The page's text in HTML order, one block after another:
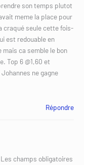
son temps plutot
meme la place pour
craqué seule cette fois-
est redouable en
mais ca semble le bon
Top 6 @1,60 et
ne gagne
Répondre
Les champs obligatoires